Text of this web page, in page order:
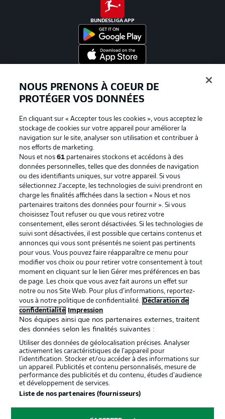
BUNDESLIGA APP
La publicité Conditions d’utilisation des
Mentions Légales Gérer mes préférences
Déclaration de
confidentialité
Diffuseurs
Travaux Contact
Impression Joueurs
© 2026 Bundesliga-Gruppe GmbH
Choisissez votre langue
NOUS PRENONS À COEUR DE
PROTÉGER VOS DONNÉES
En cliquant sur « Accepter tous les cookies », vous acceptez le
stockage de cookies sur votre appareil pour améliorer la
navigation sur le site, analyser son utilisation et contribuer à
nos efforts de marketing.
Nous et nos61 partenaires stockons et accédons à des
données personnelles, telles que des données de navigation
ou des identifiants uniques, sur votre appareil. Si vous
sélectionnez J'accepte, les technologies de suivi prendront en
charge les finalités affichées dans la section « Nous et nos
partenaires traitons des données pour fournir ». Si vous
choisissez Tout refuser ou que vous retirez votre
consentement, elles seront désactivées. Si les technologies de
suivi sont désactivées, il est possible que certains contenus et
annonces qui vous sont présentés ne soient pas pertinents
pour vous. Vous pouvez faire réapparaître ce menu pour
modifier vos choix ou pour retirer votre consentement à tout
moment en cliquant sur le lien Gérer mes préférences en bas
de page. Les choix que vous avez fait aurons un effet sur
notre ou nos Site Web. Pour plus d’informations, reportez-
vous à notre politique de confidentialité.
Déclaration de
confidentialité
Impression
Nos équipes ainsi que nos partenaires externes, traitent
des données selon les finalités suivantes :
Utiliser des données de géolocalisation précises. Analyser
activement les caractéristiques de l’appareil pour
l’identification. Stocker et/ou accéder à des informations sur
un appareil. Publicités et contenu personnalisés, mesure de
performance des publicités et du contenu, études d’audience
et développement de services.
Liste de nos partenaires (fournisseurs)